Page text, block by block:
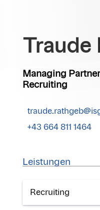
Managing Partner
Recruiting
+43 664 811 1464
Leistungen
Recruiting